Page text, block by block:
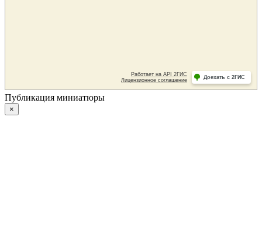
Публикация миниатюры
×